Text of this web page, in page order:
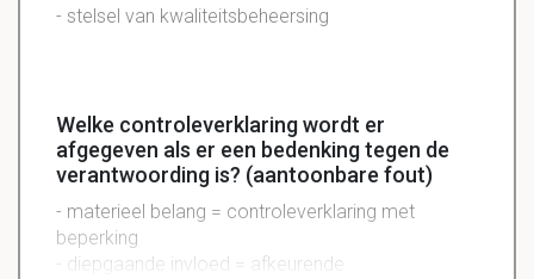
- stelsel van kwaliteitsbeheersing
Welke controleverklaring wordt er
afgegeven als er een bedenking tegen de
verantwoording is? (aantoonbare fout)
- materieel belang = controleverklaring met
beperking
- diepgaande invloed = afkeurende